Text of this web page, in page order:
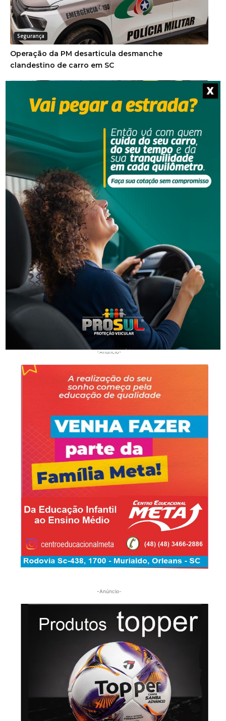
Segurança
Operação da PM desarticula desmanche
clandestino de carro em SC
Segurança
Operação policial prende quatro pessoas por tráfico
e lavagem de dinheiro
Segurança
Homem é preso por ameaça e injúria à mulher em
-Anúncio-
-Anúncio-
X